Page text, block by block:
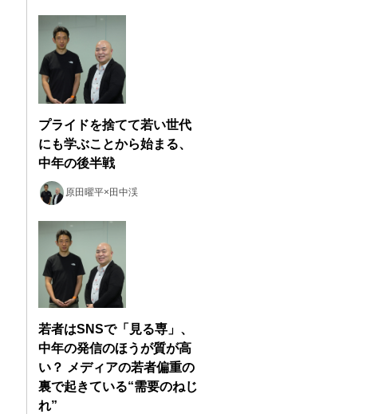
プライドを捨てて若い世代
にも学ぶことから始まる、
中年の後半戦
原田曜平×田中渓
若者はSNSで「見る専」、
中年の発信のほうが質が高
い？ メディアの若者偏重の
裏で起きている“需要のねじ
れ”